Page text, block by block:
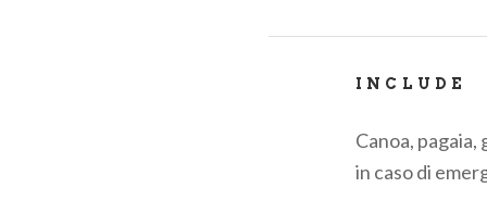
SCONTI E
Il prezzo del
Orario
INCLUDE
Canoa,
in caso di